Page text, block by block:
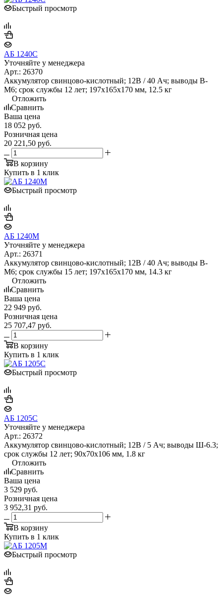
Быстрый просмотр
АБ 1240С
Уточняйте у менеджера
Арт.: 26370
Аккумулятор свинцово-кислотный; 12В / 40 Ач; выводы В-
М6; срок службы 12 лет; 197х165х170 мм, 12.5 кг
Отложить
Сравнить
Ваша цена
18 052 руб.
Розничная цена
20 221,50 руб.
В корзину
Купить в 1 клик
Быстрый просмотр
АБ 1240М
Уточняйте у менеджера
Арт.: 26371
Аккумулятор свинцово-кислотный; 12В / 40 Ач; выводы В-
М6; срок службы 15 лет; 197х165х170 мм, 14.3 кг
Отложить
Сравнить
Ваша цена
22 949 руб.
Розничная цена
25 707,47 руб.
В корзину
Купить в 1 клик
Быстрый просмотр
АБ 1205С
Уточняйте у менеджера
Арт.: 26372
Аккумулятор свинцово-кислотный; 12В / 5 Ач; выводы Ш-6.3;
срок службы 12 лет; 90х70х106 мм, 1.8 кг
Отложить
Сравнить
Ваша цена
3 529 руб.
Розничная цена
3 952,31 руб.
В корзину
Купить в 1 клик
Быстрый просмотр